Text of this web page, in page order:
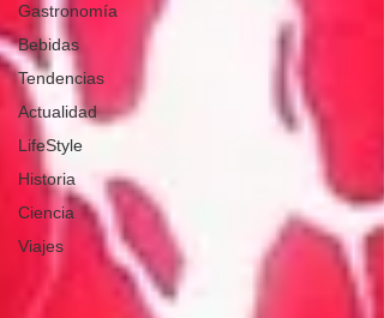
Gastronomía
Bebidas
Tendencias
Actualidad
LifeStyle
Historia
Ciencia
Viajes